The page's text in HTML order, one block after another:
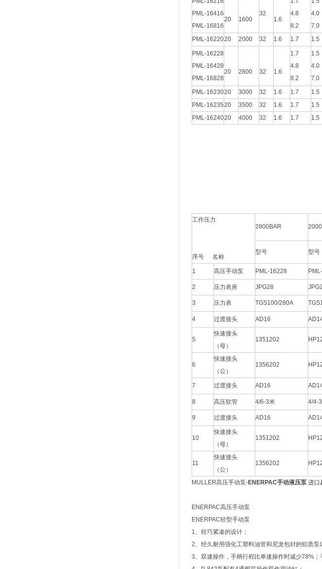
PML-16416
PML-16816
20 1600
32
1.6
4.8
8.2
4.0
7.0
PML-1622020 2000 32 1.6 1.7 1.5
PML-16228
PML-16428
PML-16828
20 2800 32 1.6
1.7
4.8
8.2
1.5
4.0
7.0
PML-1623020 3000 32 1.6 1.7 1.5
PML-1623520 3500 32 1.6 1.7 1.5
PML-1624020 4000 32 1.6 1.7 1.5
工作压力
序号 名称
2800BAR
型号 型号
1 高压手动泵 PML-16228
2 压力表座 JPG28
3 压力表 TGS100/280A
4 过渡接头 AD16
5
快速接头
（母）
1351202
6
快速接头
（公）
1356202
7 过渡接头 AD16
8 高压软管 4/6-3米 4/4-
9 过渡接头 AD16
10
快速接头
（母）
1351202
11
快速接头
（公）
1356202
MULLER高压手动泵-ENERPAC手动液压泵 进口
ENERPAC高压手动泵
ENERPAC轻型手动泵
1、轻巧紧凑的设计；
2、经久耐用强化工塑料油管和尼龙包封的铝质泵
3、双速操作，手柄行程比单速操作时减少78%；